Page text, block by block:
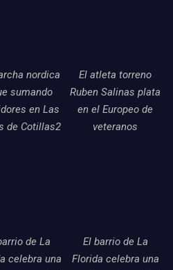
nordica
sumando
en Las
de Cotillas2
El atleta torreno
Ruben Salinas plata
en el Europeo de
veteranos
de La
celebra una
El barrio de La
Florida celebra una